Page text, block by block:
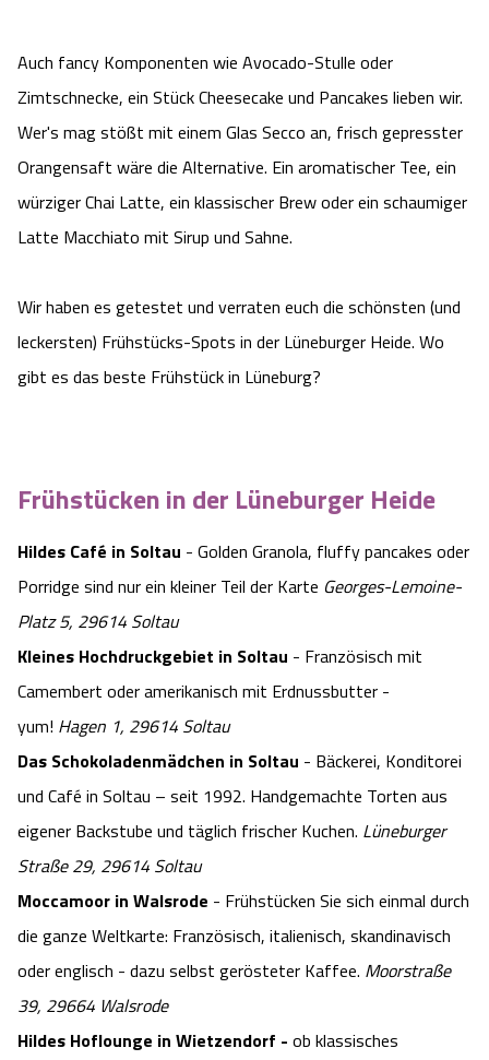
Auch fancy Komponenten wie Avocado-Stulle oder
Zimtschnecke, ein Stück Cheesecake und Pancakes lieben wir.
Wer's mag stößt mit einem Glas Secco an, frisch gepresster
Orangensaft wäre die Alternative. Ein aromatischer Tee, ein
würziger Chai Latte, ein klassischer Brew oder ein schaumiger
Latte Macchiato mit Sirup und Sahne.
Wir haben es getestet und verraten euch die schönsten (und
leckersten) Frühstücks-Spots in der Lüneburger Heide. Wo
gibt es das beste Frühstück in Lüneburg?
Frühstücken in der Lüneburger Heide
Hildes Café in Soltau - Golden Granola, fluffy pancakes oder
Porridge sind nur ein kleiner Teil der Karte Georges-Lemoine-
Platz 5, 29614 Soltau
Kleines Hochdruckgebiet in Soltau - Französisch mit
Camembert oder amerikanisch mit Erdnussbutter -
yum! Hagen 1, 29614 Soltau
Das Schokoladenmädchen in Soltau - Bäckerei, Konditorei
und Café in Soltau – seit 1992. Handgemachte Torten aus
eigener Backstube und täglich frischer Kuchen. Lüneburger
Straße 29, 29614 Soltau
Moccamoor in Walsrode - Frühstücken Sie sich einmal durch
die ganze Weltkarte: Französisch, italienisch, skandinavisch
oder englisch - dazu selbst gerösteter Kaffee. Moorstraße
39, 29664 Walsrode
Hildes Hoflounge in Wietzendorf - ob klassisches